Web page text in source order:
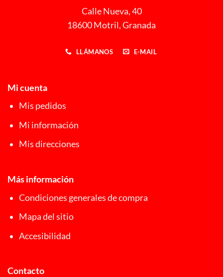
Calle Nueva, 40
18600 Motril, Granada
LLÁMANOS E-MAIL
Mi cuenta
Mis pedidos
Mi información
Mis direcciones
Más información
Condiciones generales de compra
Mapa del sitio
Accesibilidad
Contacto